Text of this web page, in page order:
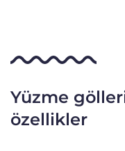
Yüzme
özellikler